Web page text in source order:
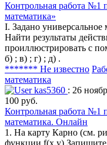
Контрольная работа №1
математика»
I. Задано
Найти результаты
проиллюстрировать с
б) ; в) ; г) ; д) .
******* Не известно
математика
kas5360 : 26
100 руб.
Контрольная работа №1
математика. Онлайн
1. На карту Карно (см.